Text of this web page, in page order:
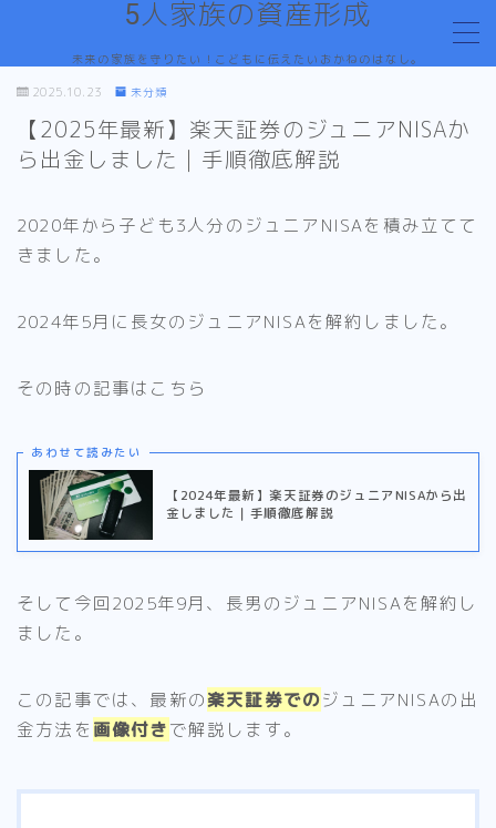
5人家族の資産形成
未来の家族を守りたい！こどもに伝えたいおかねのはなし。
お問い合わせ
デモプリセット記事 #1
デモプリセット記事 #1
プライバシーポリシー
プライバシーポリシー
利用規約／特定商取引法に基づく表記
有料記事の決済完了ページ
運営者情報
2025.10.23 未分類
【2025年最新】楽天証券のジュニアNISAか
ら出金しました｜手順徹底解説
2020年から子ども3人分のジュニアNISAを積み立てて
きました。
2024年5月に長女のジュニアNISAを解約しました。
その時の記事はこちら
あわせて読みたい
【2024年最新】楽天証券のジュニアNISAから出
金しました｜手順徹底解説
そして今回2025年9月、長男のジュニアNISAを解約し
ました。
この記事では、最新の楽天証券でのジュニアNISAの出
金方法を 画像付きで解説します。